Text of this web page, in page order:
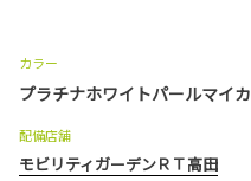
カラー
プラチナホワイトパールマイカ
配備店舗
モビリティガーデンＲＴ高田